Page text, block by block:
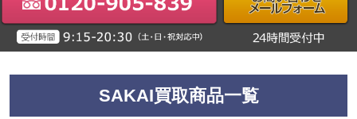
SAKAI買取商品一覧